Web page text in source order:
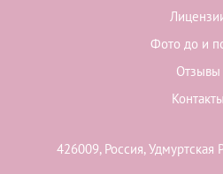
Фото до и
Отзывы
Контакты
426009, Россия, Удмуртская